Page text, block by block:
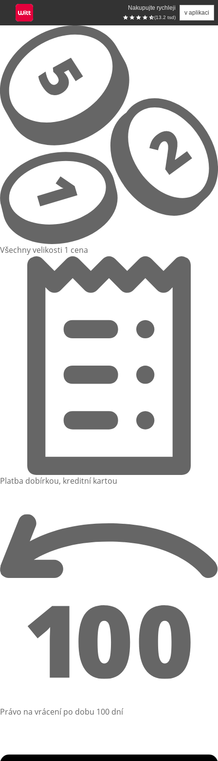
Nakupujte rychleji
(13.2 tsd)
v aplikaci
Přeskočit na hlavní obsah
Všechny velikosti 1 cena
Platba dobírkou, kreditní kartou
Právo na vrácení po dobu 100 dní